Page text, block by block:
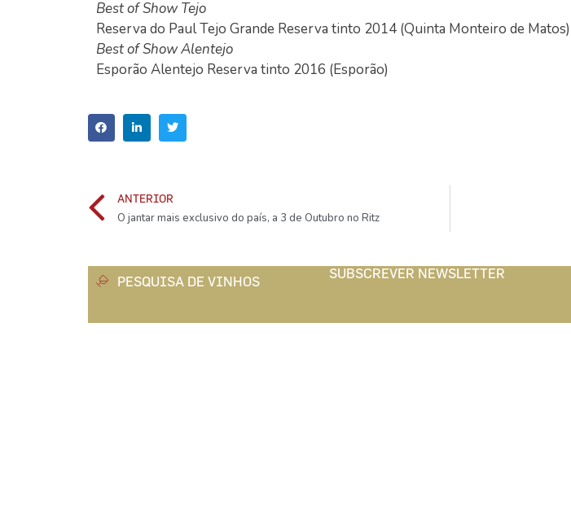
Best of Show Tejo
Reserva do Paul Tejo Grande Reserva tinto 2014 (Quinta Monteiro de Matos)
Best of Show Alentejo
Esporão Alentejo Reserva tinto 2016 (Esporão)
ANTERIOR
O jantar mais exclusivo do país, a 3 de Outubro no Ritz
PESQUISA DE VINHOS
SUBSCREVER NEWSLETTER